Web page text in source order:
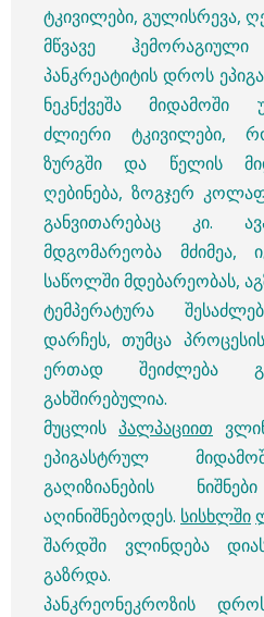
ტკივილები, გულისრევა,
მწვავე
პანკრეატიტის დროს
ნეკნქვეშა მიდამოში
ძლიერი ტკივილები,
ზურგში და წელის
ღებინება, ზოგჯერ
განვითარებაც კი.
მდგომარეობა მძიმეა,
საწოლში მდებარეობას,
ტემპერატურა
დარჩეს, თუმცა
ერთად შეიძლება
გახშირებულია.
მუცლის პალპაციით
ეპიგასტრულ
გაღიზიანების
აღინიშნებოდეს. სისხლში
შარდში ვლინდება
გაზრდა.
პანკრეონეკროზის